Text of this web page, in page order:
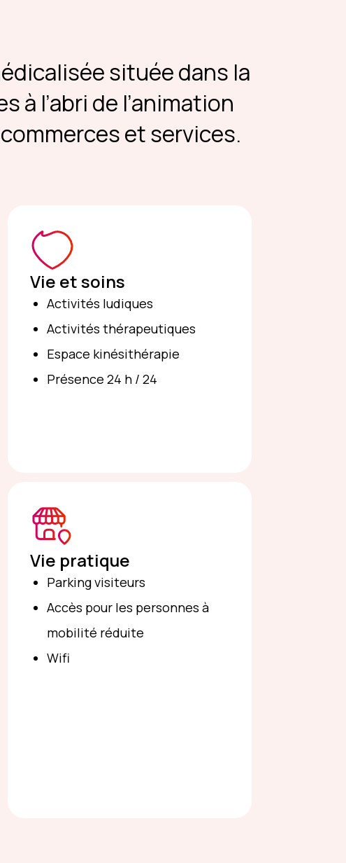
située dans la
à l’abri de l’animation
et services.
Vie et soins
Activités ludiques
Activités thérapeutiques
Espace kinésithérapie
Présence 24 h / 24
Vie pratique
Parking visiteurs
Accès pour les personnes à
mobilité réduite
Wifi